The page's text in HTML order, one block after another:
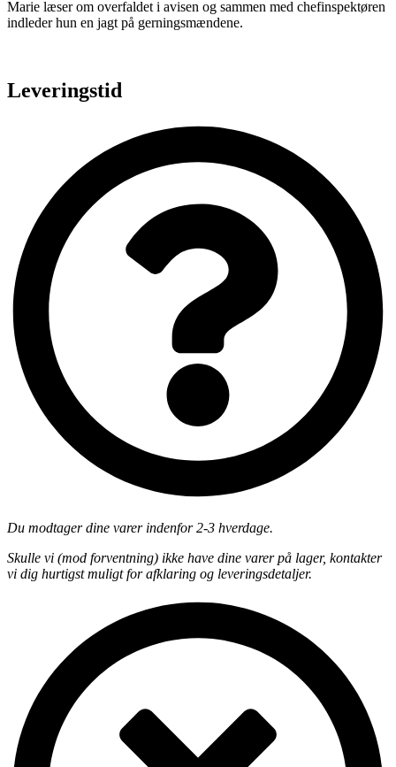
Marie læser om overfaldet i avisen og sammen med chefinspektøren
indleder hun en jagt på gerningsmændene.
Leveringstid
Du modtager dine varer indenfor 2-3 hverdage.
Skulle vi (mod forventning) ikke have dine varer på lager, kontakter
vi dig hurtigst muligt for afklaring og leveringsdetaljer.